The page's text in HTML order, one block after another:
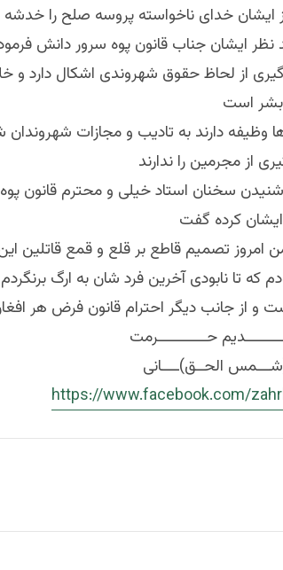
ایشان خدای ناخواسته پروسه صلح را خدشه
نظر ایشان جناب قانون پوه سرور دانش
گیری از لحاظ حقوق شهروندی اشکال دارد و
است
وظیفه دارند به تادیب و مجازات شهروندان
از مجرمین را ندارند
سخنان استاد خیلی و محترم قانون
کرده گفت
امروز تصمیم قاطع بر قلع و قمع قاتلین
که تا نابودی آخرین فرد شان به ارگ
و از جانب دیگر احترام قانون فرض هر
حـــــــــــرمت
الحــق)ــــانی
https://www.facebook.com/